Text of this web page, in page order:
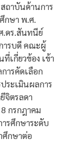
ถาบันด้านการ
กษา พ.ศ.
.ดร.สันทนีย์
ารบดี คณะผู้
เกี่ยวข้อง เข้า
ารคัดเลือก
ระเมินผลการ
จิตรลดา
กรกฎาคม
รศึกษาระดับ
ศึกษาต่อ